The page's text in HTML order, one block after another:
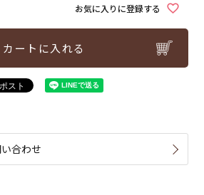
お気に入りに登録する
カートに入れる
合わせ